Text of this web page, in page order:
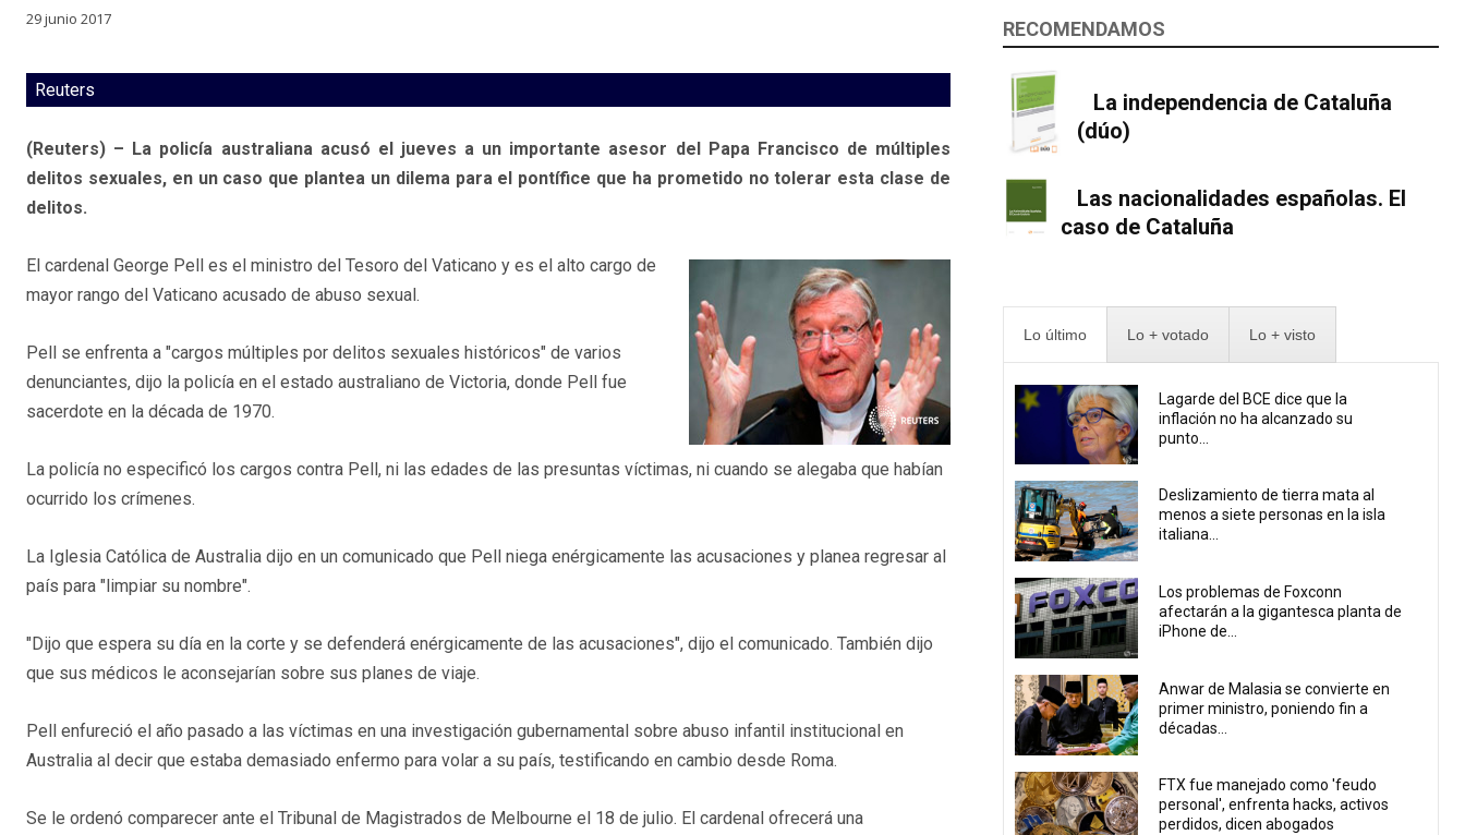
29 junio 2017
Reuters
(Reuters) – La policía australiana acusó el jueves a un importante asesor del Papa Francisco de múltiples
delitos sexuales, en un caso que plantea un dilema para el pontífice que ha prometido no tolerar esta clase de
delitos.
El cardenal George Pell es el ministro del Tesoro del Vaticano y es el alto cargo de
mayor rango del Vaticano acusado de abuso sexual.
Pell se enfrenta a "cargos múltiples por delitos sexuales históricos" de varios
denunciantes, dijo la policía en el estado australiano de Victoria, donde Pell fue
sacerdote en la década de 1970.
La policía no especificó los cargos contra Pell, ni las edades de las presuntas víctimas, ni cuando se alegaba que habían
ocurrido los crímenes.
La Iglesia Católica de Australia dijo en un comunicado que Pell niega enérgicamente las acusaciones y planea regresar al
país para "limpiar su nombre".
"Dijo que espera su día en la corte y se defenderá enérgicamente de las acusaciones", dijo el comunicado. También dijo
que sus médicos le aconsejarían sobre sus planes de viaje.
Pell enfureció el año pasado a las víctimas en una investigación gubernamental sobre abuso infantil institucional en
Australia al decir que estaba demasiado enfermo para volar a su país, testificando en cambio desde Roma.
Se le ordenó comparecer ante el Tribunal de Magistrados de Melbourne el 18 de julio. El cardenal ofrecerá una
RECOMENDAMOS
La independencia de Cataluña
(dúo)
Las nacionalidades españolas. El
caso de Cataluña
Lo último Lo + votado Lo + visto
Lagarde del BCE dice que la
inflación no ha alcanzado su
punto...
Deslizamiento de tierra mata al
menos a siete personas en la isla
italiana...
Los problemas de Foxconn
afectarán a la gigantesca planta de
iPhone de...
Anwar de Malasia se convierte en
primer ministro, poniendo fin a
décadas...
FTX fue manejado como 'feudo
personal', enfrenta hacks, activos
perdidos, dicen abogados